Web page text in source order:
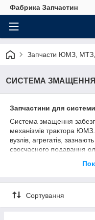
Фабрика Запчастин
Запчасти ЮМЗ, МТЗ,
СИСТЕМА ЗМАЩЕННЯ
Запчастини для
Система змащення
механізмів трактора
вузлів, агрегатів,
своєчасного подавання
або заміни. Купити
Призначення та
змащення
Сортування